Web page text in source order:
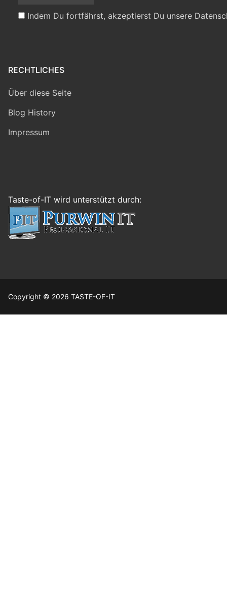
Indem Du fortfährst, akzeptierst Du unsere
RECHTLICHES
Über diese Seite
Blog History
Impressum
Taste-of-IT wird unterstützt durch:
Copyright © 2026 TASTE-OF-IT